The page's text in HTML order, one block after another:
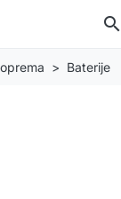
search
Baterije